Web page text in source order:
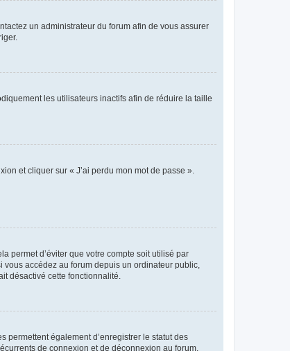
un administrateur du forum afin de vous assurer
les utilisateurs inactifs afin de réduire la taille
et cliquer sur « J’ai perdu mon mot de passe ».
permet d’éviter que votre compte soit utilisé par
vous accédez au forum depuis un ordinateur public,
désactivé cette fonctionnalité.
permettent également d’enregistrer le statut des
de connexion et de déconnexion au forum,